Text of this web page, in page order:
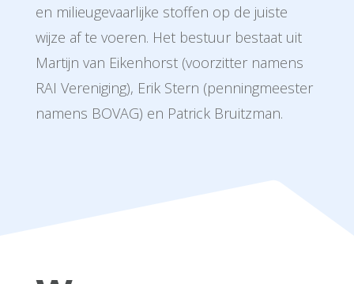
en milieugevaarlijke stoffen op de juiste
wijze af te voeren. Het bestuur bestaat uit
Martijn van Eikenhorst (voorzitter namens
RAI Vereniging), Erik Stern (penningmeester
namens BOVAG) en Patrick Bruitzman.